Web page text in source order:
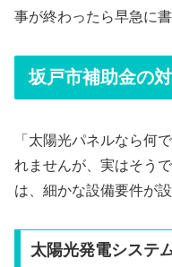
事が終わったら早急に
坂戸市補助金の
「太陽光パネルなら何
れませんが、実はそう
は、細かな設備要件が
太陽光発電システ